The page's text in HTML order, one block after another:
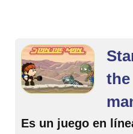
the
Es un juego en